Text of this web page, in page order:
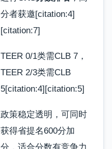
分者获邀[citation:4]
[citation:7]
TEER 0/1类需CLB 7，
TEER 2/3类需CLB
5[citation:4][citation:5]
政策稳定透明，可同时
获得省提名600分加